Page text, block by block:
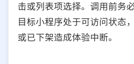
击或列表项选择。调用前务
目标小程序处于可访问状态
或已下架造成体验中断。